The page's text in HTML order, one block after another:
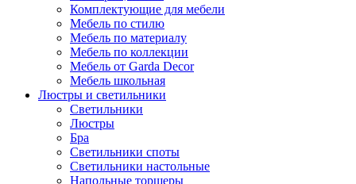
Комплектующие для мебели
Мебель по стилю
Мебель по материалу
Мебель по коллекции
Мебель от Garda Decor
Мебель школьная
Люстры и светильники
Светильники
Люстры
Бра
Светильники споты
Светильники настольные
Напольные торшеры